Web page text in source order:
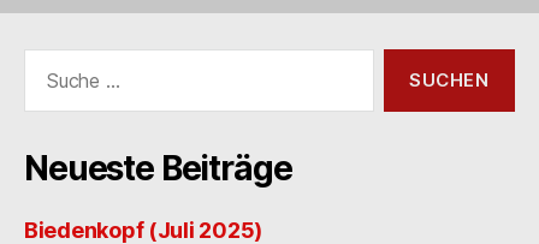
nach:
Neueste Beiträge
Biedenkopf (Juli 2025)